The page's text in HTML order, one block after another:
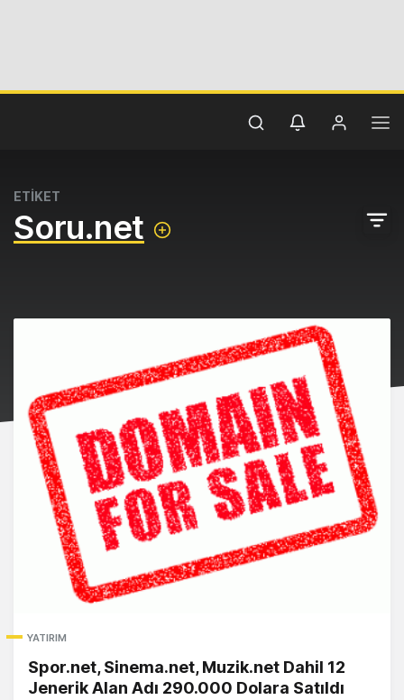
ETİKET
Soru.net
YATIRIM
Spor.net, Sinema.net, Muzik.net Dahil 12
Jenerik Alan Adı 290.000 Dolara Satıldı